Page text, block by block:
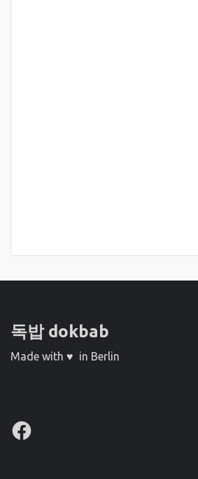
독밥 dokbab
Made with ♥ in Berlin
Facebook